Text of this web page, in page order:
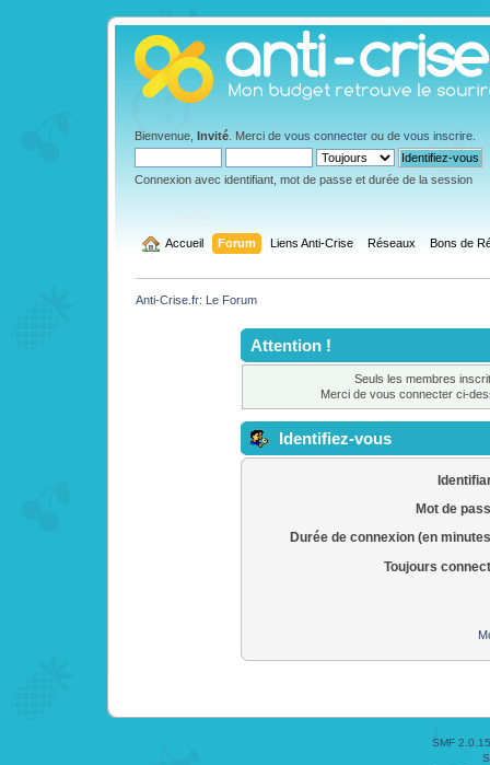
Bienvenue, Invité . Merci de vous connecter ou de vous inscrire
Connexion avec identifiant, mot de passe et durée de la session
Accueil Forum Liens Anti-Crise Réseaux Bons de
Anti-Crise.fr: Le Forum
Attention !
Seuls les membres
Merci de vous connecter ci-
Identifiez-vous
Mot de
Durée de connexion (en
Toujours
SMF 2.0.15